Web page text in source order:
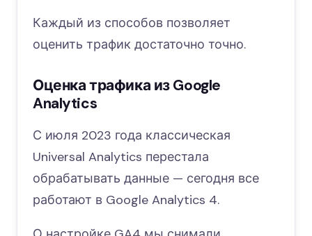
Каждый из способов позволяет
оценить трафик достаточно точно.
Оценка трафика из Google
Analytics
С июля 2023 года классическая
Universal Analytics перестала
обрабатывать данные — сегодня все
работают в Google Analytics 4.